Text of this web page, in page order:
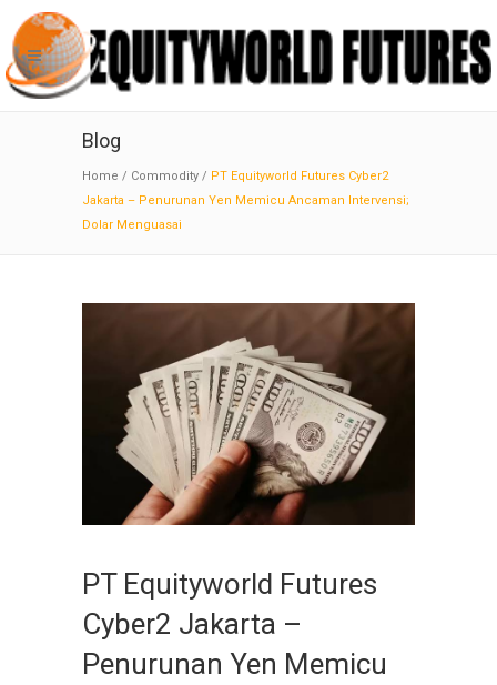
Blog
Home / Commodity / PT Equityworld Futures Cyber2
Jakarta – Penurunan Yen Memicu Ancaman Intervensi;
Dolar Menguasai
PT Equityworld Futures
Cyber2 Jakarta –
Penurunan Yen Memicu